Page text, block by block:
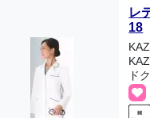
レ
18
ド